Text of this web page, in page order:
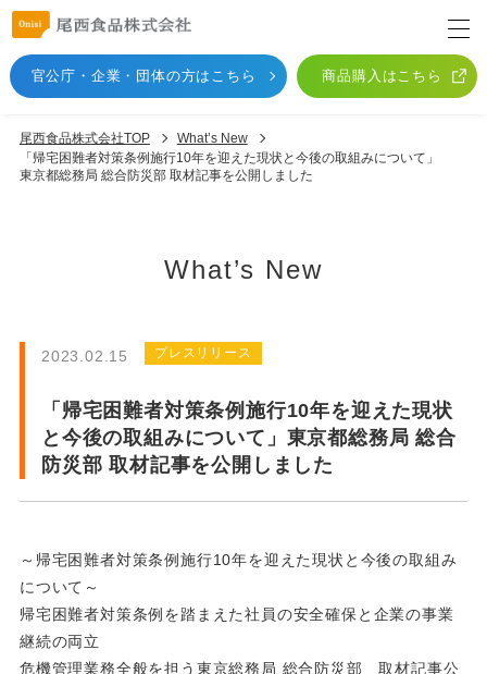
官公庁・企業・団体の方はこちら 商品購入はこちら
尾西食品株式会社TOP
What’s New
「帰宅困難者対策条例施行10年を迎えた現状と今後の取組みについて」
東京都総務局 総合防災部 取材記事を公開しました
What’s New
2023.02.15 プレスリリース
「帰宅困難者対策条例施行10年を迎えた現状
と今後の取組みについて」東京都総務局 総合
防災部 取材記事を公開しました
～帰宅困難者対策条例施行10年を迎えた現状と今後の取組み
について～
帰宅困難者対策条例を踏まえた社員の安全確保と企業の事業
継続の両立
危機管理業務全般を担う東京総務局 総合防災部 取材記事公